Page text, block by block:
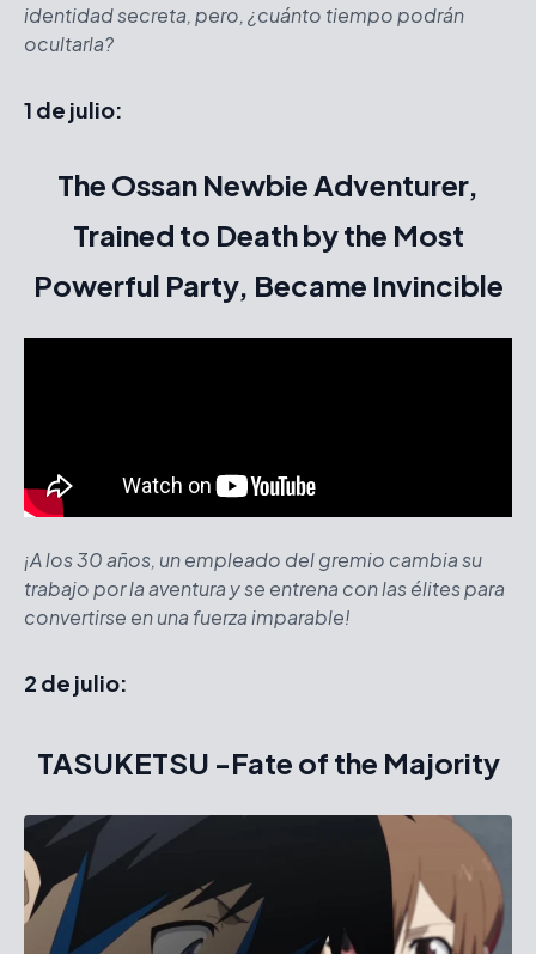
identidad secreta, pero, ¿cuánto tiempo podrán
ocultarla?
1 de julio:
The Ossan Newbie Adventurer,
Trained to Death by the Most
Powerful Party, Became Invincible
¡A los 30 años, un empleado del gremio cambia su
trabajo por la aventura y se entrena con las élites para
convertirse en una fuerza imparable!
2 de julio:
TASUKETSU -Fate of the Majority